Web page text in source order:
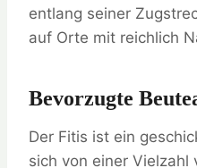
entlang seiner
auf Orte mit reichlich
Bevorzugte
Der Fitis ist ein
sich von einer Vielzahl